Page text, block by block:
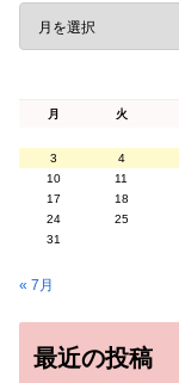
月 火
3
4
10
11
17
18
24
25
31
« 7月
最近の投稿